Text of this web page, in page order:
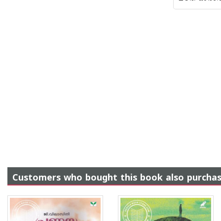
Customers who bought this book also